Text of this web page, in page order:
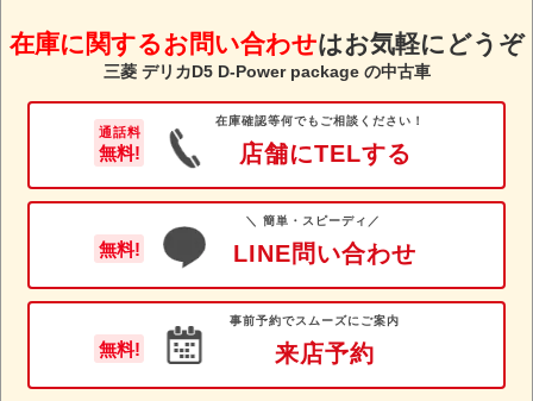
在庫に関するお問い合わせはお気軽にどうぞ
三菱 デリカD5 D-Power package の中古車
通話料
無料!
在庫確認等何でもご相談ください！
店舗にTELする
無料!
＼ 簡単・スピーディ／
LINE問い合わせ
無料!
事前予約でスムーズにご案内
来店予約